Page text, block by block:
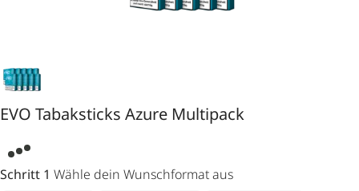
EVO Tabaksticks Azure Multipack
Schritt 1 Wähle dein Wunschformat aus